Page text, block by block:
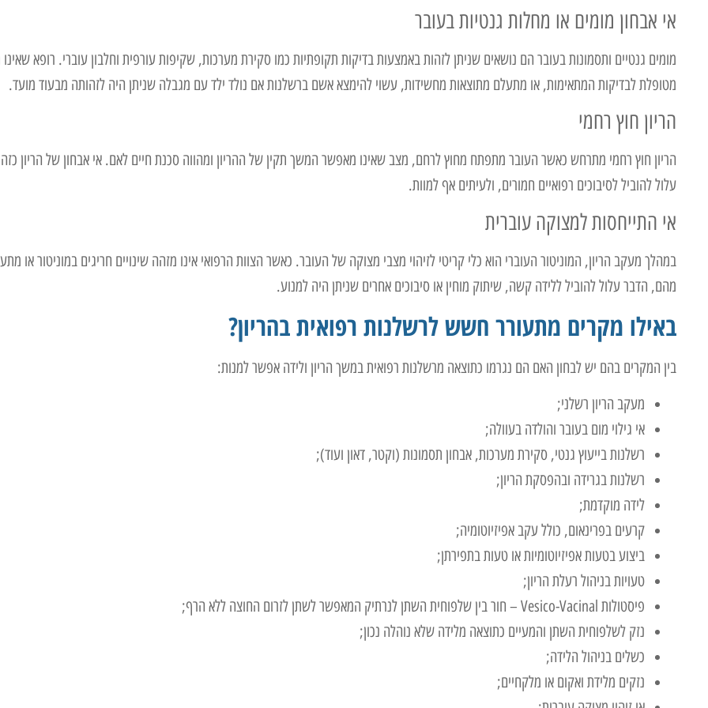
אי אבחון מומים או מחלות גנטיות בעובר
מומים גנטיים ותסמונות בעובר הם נושאים שניתן לזהות באמצעות בדיקות תקופתיות כמו סקירת מערכות, שקיפות עורפית וחלבון עוברי. רופא
מטופלת לבדיקות המתאימות, או מתעלם מתוצאות מחשידות, עשוי להימצא אשם ברשלנות אם נולד ילד עם מגבלה שניתן היה לזהותה מבעוד מועד.
הריון חוץ רחמי
הריון חוץ רחמי מתרחש כאשר העובר מתפתח מחוץ לרחם, מצב שאינו מאפשר המשך תקין של ההריון ומהווה סכנת חיים לאם. אי אבחון של הריון כזה
עלול להוביל לסיבוכים רפואיים חמורים, ולעיתים אף למוות.
אי התייחסות למצוקה עוברית
במהלך מעקב הריון, המוניטור העוברי הוא כלי קריטי לזיהוי מצבי מצוקה של העובר. כאשר הצוות הרפואי אינו מזהה שינויים חריגים במוניטור או
מהם, הדבר עלול להוביל ללידה קשה, שיתוק מוחין או סיבוכים אחרים שניתן היה למנוע.
באילו מקרים מתעורר חשש לרשלנות רפואית בהריון?
בין המקרים בהם יש לבחון האם הם נגרמו כתוצאה מרשלנות רפואית במשך הריון ולידה אפשר למנות:
מעקב הריון רשלני;
אי גילוי מום בעובר והולדה בעוולה;
רשלנות בייעוץ גנטי, סקירת מערכות, אבחון תסמונות (וקטר, דאון ועוד);
רשלנות בגרידה ובהפסקת הריון;
לידה מוקדמת;
קרעים בפרינאום, כולל עקב אפיזיוטומיה;
ביצוע בטעות אפיזיוטומיות או טעות בתפירתן;
טעויות בניהול רעלת הריון;
פיסטולות Vesico-Vacinal – חור בין שלפוחית השתן לנרתיק המאפשר לשתן לזרום החוצה ללא הרף;
נזק לשלפוחית השתן והמעיים כתוצאה מלידה שלא נוהלה נכון;
כשלים בניהול הלידה;
נזקים מלידת ואקום או מלקחיים;